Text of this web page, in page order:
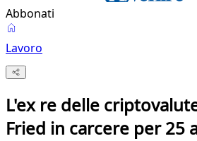
Abbonati
Lavoro
L'ex re delle
Fried in carcere per 25